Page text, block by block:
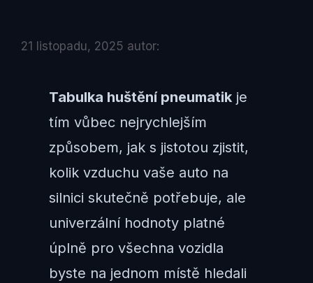
21 listopadu, 2025 autor:
Tabulka huštění pneumatik je
tím vůbec nejrychlejším
způsobem, jak s jistotou zjistit,
kolik vzduchu vaše auto na
silnici skutečně potřebuje, ale
univerzální hodnoty platné
úplně pro všechna vozidla
byste na jednom místě hledali